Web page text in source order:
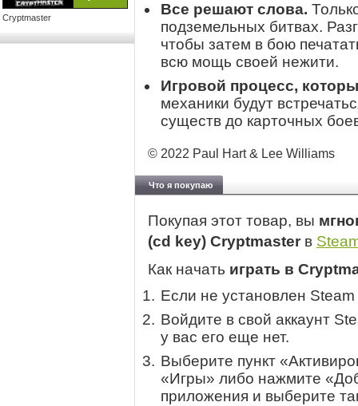
Cryptmaster
Все решают слова.
подземельных битвах.
чтобы затем в бою
всю мощь своей нежити.
Игровой процесс,
механики будут
существ до карточных
© 2022 Paul Hart & Lee Williams
Что я покупаю
Покупая этот товар, вы
(cd key) Cryptmaster в
Как начать играть в
Если не установлен
Войдите в свой аккаунт
у вас его еще нет.
Выберите пункт
«Игры» либо нажмите
приложения и выберите